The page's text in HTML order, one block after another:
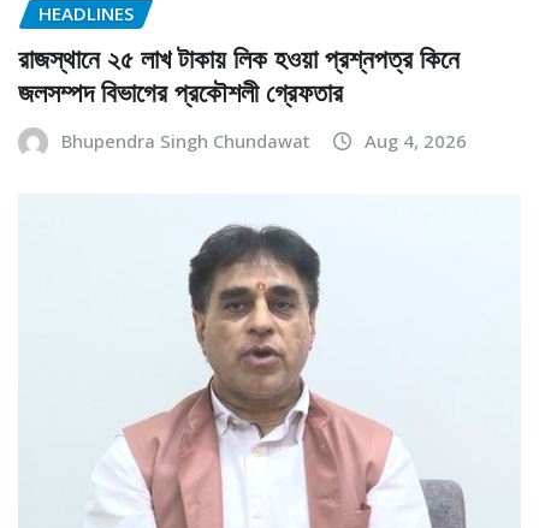
HEADLINES
রাজস্থানে ২৫ লাখ টাকায় লিক হওয়া প্রশ্নপত্র কিনে
জলসম্পদ বিভাগের প্রকৌশলী গ্রেফতার
Bhupendra Singh Chundawat Aug 4, 2026